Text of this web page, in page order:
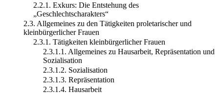
2.2.1. Exkurs: Die Entstehung des
„Geschlechtscharakters“
2.3. Allgemeines zu den Tätigkeiten proletarischer und
kleinbürgerlicher Frauen
2.3.1. Tätigkeiten kleinbürgerlicher Frauen
2.3.1.1. Allgemeines zu Hausarbeit, Repräsentation und
Sozialisation
2.3.1.2. Sozialisation
2.3.1.3. Repräsentation
2.3.1.4. Hausarbeit